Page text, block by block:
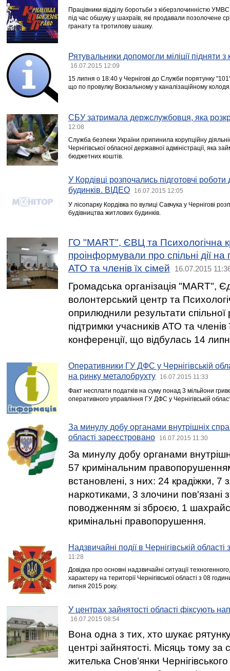
Працівники відділу боротьби з кіберзлочинністю УМВС
під час обшуку у шахраїв, які продавали позолочене
гранату та тротилову шашку.
Рятувальники допомогли міліції підняти з
16.07.2015 12:09
15 липня о 18:40 у Чернігові до Служби порятунку
що по провулку Вокзальному у каналізаційному
СБУ затримала держслужбовця, яка
12:08
Служба безпеки України припинила корупційну
Чернігівської обласної державної адміністрації, яка
бюджетних коштів.
У Кордівці розпочались підготовчі
будинків. ВІДЕО
16.07.2015 12:05
У лісопарку Кордівка по вулиці Савчука у Чернігові
будівництва житлових будинків.
ГО "MART", ЄВЦ та Психологічна
проінформували про спільні дії на
АТО та членів їх сімей
16.07.2015
Громадська організація "MART",
волонтерський центр та
оприлюднили результати
підтримки учасників АТО та членів
конференції, що відбулась 14
Оперативники ГУ ДФС у Чернігівській
на ринку металобрухту
16.07.2015 11:33
Факт несплати податків на суму понад 3 мільйони
оперативного управління ГУ ДФС у Чернігівській
За минулу добу органами внутрішніх
області зареєстровано
16.07.2015 11:30
За минулу добу органами
57 кримінальним правопорушенням
встановлені, з них: 24 крадіжки, 7
наркотиками, 3 злочини пов'язані
поводженням зі зброєю, 1
кримінальні правопорушення.
Надзвичайні події в Чернігівській
11:28
Довідка про основні надзвичайні ситуації
характеру на території Чернігівської області з 08
липня 2015 року.
У центрах зайнятості області фіксують
16.07.2015 08:54
Вона одна з тих, хто шукає рятунку
центрі зайнятості. Місяць тому за
жителька Снов’янки